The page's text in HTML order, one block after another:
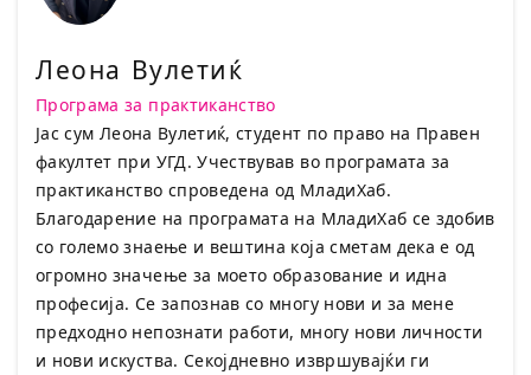
Леона Вулетиќ
Програма за практиканство
Јас сум Леона Вулетиќ, студент по право на Правен
факултет при УГД. Учествував во програмата за
практиканство спроведена од МладиХаб.
Благодарение на програмата на МладиХаб се здобив
со големо знаење и вештина која сметам дека е од
огромно значење за моето образование и идна
професија. Се запознав со многу нови и за мене
предходно непознати работи, многу нови личности
и нови искуства. Секојдневно извршувајќи ги